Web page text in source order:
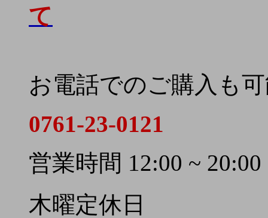
て
お電話でのご購入も
0761-23-0121
営業時間 12:00 ~ 20:00
木曜定休日